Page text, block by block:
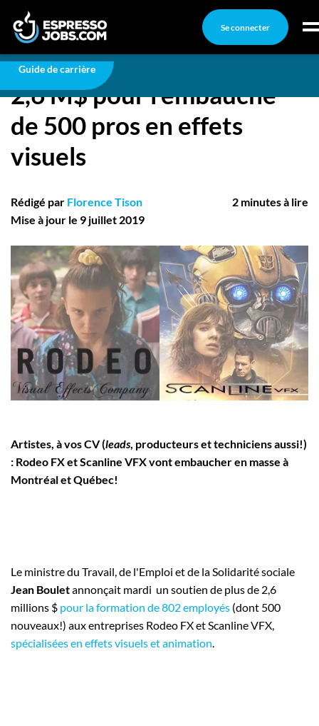
Se connecter
Connexion
Créez un compte
Emplois
Recherchez un emploi
Ma boîte à outils
Nos chroniques
Inscrivez-vous à l'infolettre
Employeurs
Publiez une offre d'emploi
Guide de carrière
Carrière
2,6 M$ pour l’embauche de 500 pros en effets
visuels
2,6 M$ pour l’embauche
de 500 pros en effets
visuels
Rédigé par Florence Tison
Mise à jour le 9 juillet 2019
2 minutes à lire
Artistes, à vos CV (leads, producteurs et techniciens aussi!)
: Rodeo FX et Scanline VFX vont embaucher en masse à
Montréal et Québec!
Le ministre du Travail, de l'Emploi et de la Solidarité sociale
Jean Bouletannonçait mardi un soutien de plus de 2,6
millions $ pour la formation de 802 employés (dont 500
nouveaux!) aux entreprises Rodeo FX et Scanline VFX,
spécialisées en effets visuels et animation.